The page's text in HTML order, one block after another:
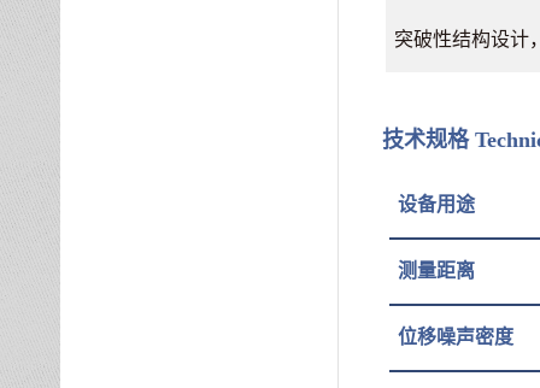
突破性结构设计
技术规格
设备用途
测量距离
位移噪声密度